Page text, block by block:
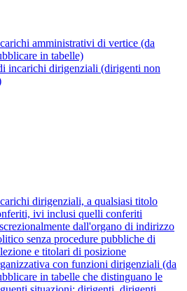
amministrativi di vertice (da
in tabelle)
incarichi dirigenziali (dirigenti non
dirigenziali, a qualsiasi titolo
ivi inclusi quelli conferiti
dall'organo di indirizzo
senza procedure pubbliche di
e titolari di posizione
con funzioni dirigenziali (da
in tabelle che distinguano le